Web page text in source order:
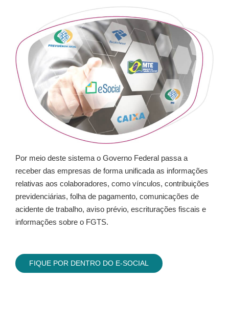
Por meio deste sistema o Governo Federal passa a
receber das empresas de forma unificada as informações
relativas aos colaboradores, como vínculos, contribuições
previdenciárias, folha de pagamento, comunicações de
acidente de trabalho, aviso prévio, escriturações fiscais e
informações sobre o FGTS.
FIQUE POR DENTRO DO E-SOCIAL